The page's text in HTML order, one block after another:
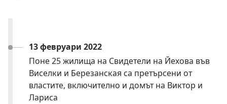
13 февруари 2022
Поне 25 жилища на Свидетели на Йехова във
Виселки и Березанская са претърсени от
властите, включително и домът на Виктор и
Лариса